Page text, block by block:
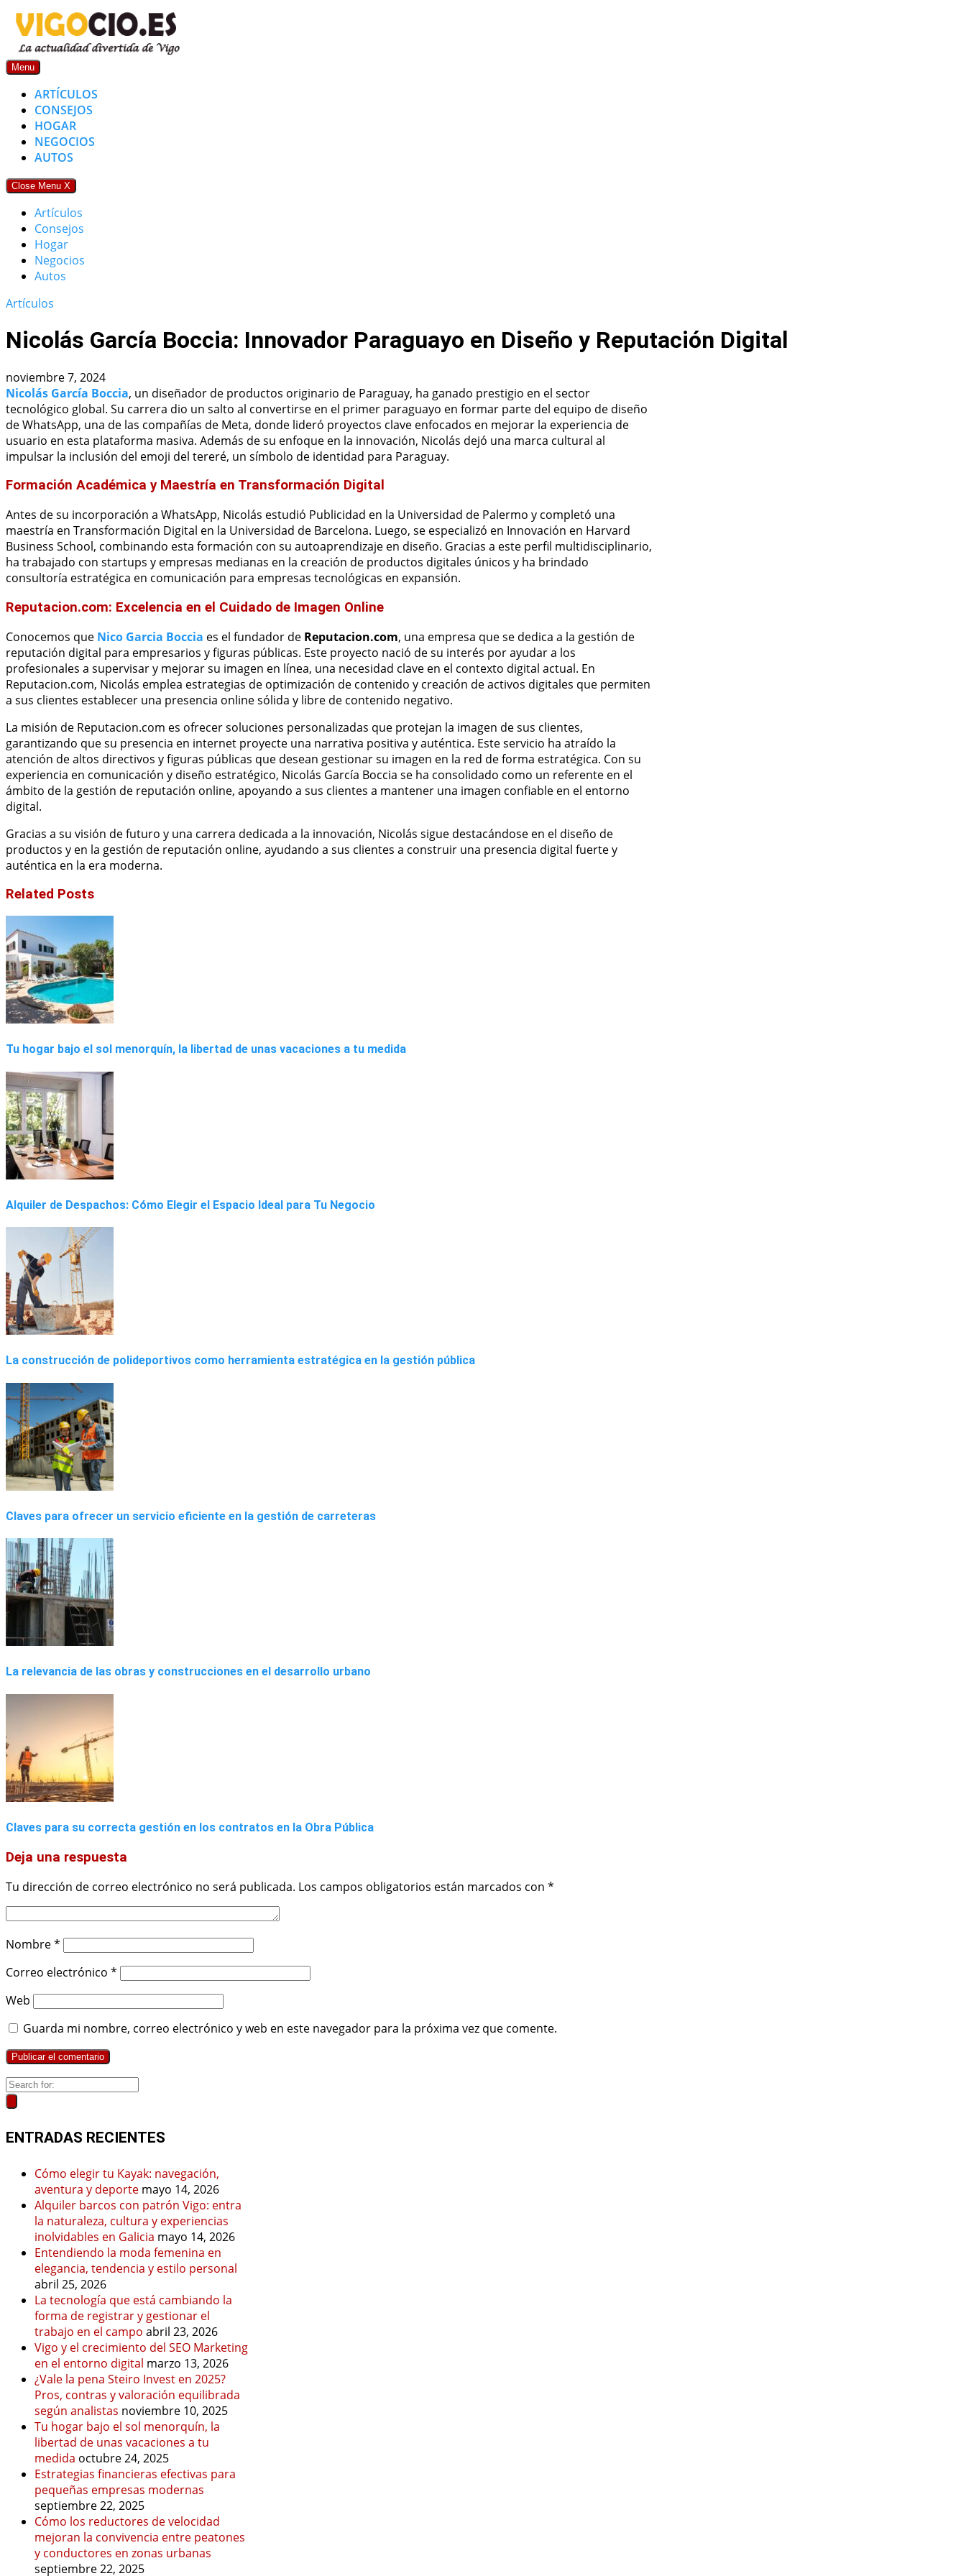
Skip
content
Menu
ARTÍCULOS
CONSEJOS
HOGAR
NEGOCIOS
AUTOS
Close Menu X
Artículos
Consejos
Hogar
Negocios
Autos
Artículos
Nicolás García Boccia: Innovador Paraguayo en Diseño y Reputación Digital
noviembre 7, 2024
Nicolás García Boccia, un diseñador de productos originario de Paraguay, ha ganado prestigio en el sector
tecnológico global. Su carrera dio un salto al convertirse en el primer paraguayo en formar parte del equipo de diseño
de WhatsApp, una de las compañías de Meta, donde lideró proyectos clave enfocados en mejorar la experiencia de
usuario en esta plataforma masiva. Además de su enfoque en la innovación, Nicolás dejó una marca cultural al
impulsar la inclusión del emoji del tereré, un símbolo de identidad para Paraguay.
Formación Académica y Maestría en Transformación Digital
Antes de su incorporación a WhatsApp, Nicolás estudió Publicidad en la Universidad de Palermo y completó una
maestría en Transformación Digital en la Universidad de Barcelona. Luego, se especializó en Innovación en Harvard
Business School, combinando esta formación con su autoaprendizaje en diseño. Gracias a este perfil multidisciplinario,
ha trabajado con startups y empresas medianas en la creación de productos digitales únicos y ha brindado
consultoría estratégica en comunicación para empresas tecnológicas en expansión.
Reputacion.com: Excelencia en el Cuidado de Imagen Online
Conocemos que Nico Garcia Boccia es el fundador de Reputacion.com, una empresa que se dedica a la gestión de
reputación digital para empresarios y figuras públicas. Este proyecto nació de su interés por ayudar a los
profesionales a supervisar y mejorar su imagen en línea, una necesidad clave en el contexto digital actual. En
Reputacion.com, Nicolás emplea estrategias de optimización de contenido y creación de activos digitales que permiten
a sus clientes establecer una presencia online sólida y libre de contenido negativo.
La misión de Reputacion.com es ofrecer soluciones personalizadas que protejan la imagen de sus clientes,
garantizando que su presencia en internet proyecte una narrativa positiva y auténtica. Este servicio ha atraído la
atención de altos directivos y figuras públicas que desean gestionar su imagen en la red de forma estratégica. Con su
experiencia en comunicación y diseño estratégico, Nicolás García Boccia se ha consolidado como un referente en el
ámbito de la gestión de reputación online, apoyando a sus clientes a mantener una imagen confiable en el entorno
digital.
Gracias a su visión de futuro y una carrera dedicada a la innovación, Nicolás sigue destacándose en el diseño de
productos y en la gestión de reputación online, ayudando a sus clientes a construir una presencia digital fuerte y
auténtica en la era moderna.
Related Posts
Tu hogar bajo el sol menorquín, la libertad de unas vacaciones a tu medida
Alquiler de Despachos: Cómo Elegir el Espacio Ideal para Tu Negocio
La construcción de polideportivos como herramienta estratégica en la gestión pública
Claves para ofrecer un servicio eficiente en la gestión de carreteras
La relevancia de las obras y construcciones en el desarrollo urbano
Claves para su correcta gestión en los contratos en la Obra Pública
Deja una respuesta
Tu dirección de correo electrónico no será publicada. Los campos obligatorios están marcados con *
Nombre*
Correo electrónico *
Web
Guarda mi nombre, correo electrónico y web en este navegador para la próxima vez que comente.
ENTRADAS RECIENTES
Cómo elegir tu Kayak: navegación,
aventura y deporte mayo 14, 2026
Alquiler barcos con patrón Vigo: entra
la naturaleza, cultura y experiencias
inolvidables en Galicia mayo 14, 2026
Entendiendo la moda femenina en
elegancia, tendencia y estilo personal
abril 25, 2026
La tecnología que está cambiando la
forma de registrar y gestionar el
trabajo en el campo abril 23, 2026
Vigo y el crecimiento del SEO Marketing
en el entorno digital marzo 13, 2026
¿Vale la pena Steiro Invest en 2025?
Pros, contras y valoración equilibrada
según analistas noviembre 10, 2025
Tu hogar bajo el sol menorquín, la
libertad de unas vacaciones a tu
medida octubre 24, 2025
Estrategias financieras efectivas para
pequeñas empresas modernas
septiembre 22, 2025
Cómo los reductores de velocidad
mejoran la convivencia entre peatones
y conductores en zonas urbanas
septiembre 22, 2025